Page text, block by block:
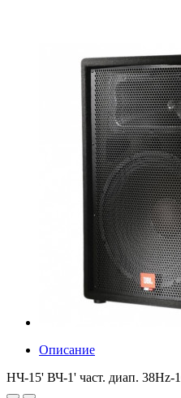
Описание
НЧ-15' ВЧ-1' част. диап. 38Hz-